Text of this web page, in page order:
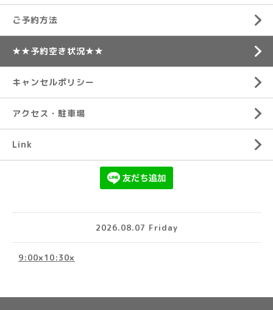
ご予約方法
★★予約空き状況★★
キャンセルポリシー
アクセス・駐車場
Link
2026.08.07 Friday
9:00×10:30×